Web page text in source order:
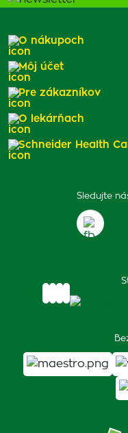
Sledujte
O nákupoch
Môj účet
Pre zákazníkov
O lekárňach
Schneider Health